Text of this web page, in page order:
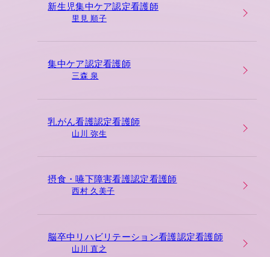
新生児集中ケア認定看護師
里見 順子
集中ケア認定看護師
三森 泉
乳がん看護認定看護師
山川 弥生
摂食・嚥下障害看護認定看護師
西村 久美子
脳卒中リハビリテーション看護認定看護師
山川 直之